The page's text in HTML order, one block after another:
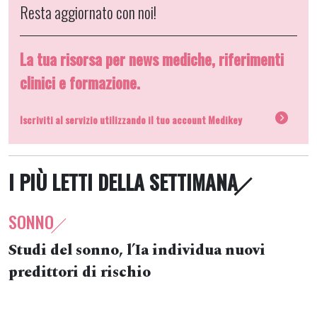
Resta aggiornato con noi!
La tua risorsa per news mediche, riferimenti
clinici e formazione.
Iscriviti al servizio utilizzando il tuo account Medikey
I PIÙ LETTI DELLA SETTIMANA
SONNO
Studi del sonno, l’Ia individua nuovi
predittori di rischio